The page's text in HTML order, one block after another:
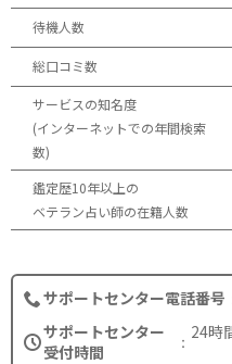
待機人数
総口コミ数
サービスの知名度
(インターネットでの年間検索
数)
鑑定歴10年以上の
ベテラン占い師の在籍人数
サポートセンター電話番号
サポートセンター
受付時間
24時